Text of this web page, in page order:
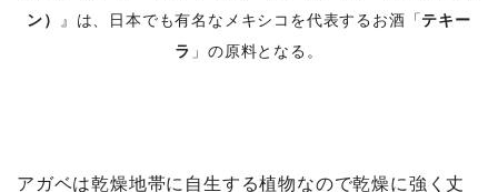
ン） 』は、日本でも有名なメキシコを代表するお酒「テキー
ラ 」の原料となる。
アガベは乾燥地帯に自生する植物なので乾燥に強く丈